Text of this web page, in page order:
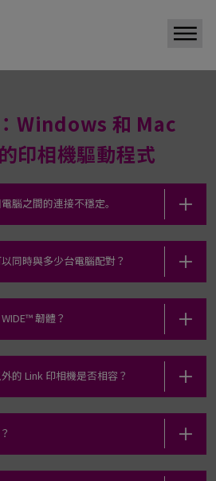
Windows 和 Mac
印相機驅動程式
腦之間的連接不穩定。
同時與多少台電腦配對？
韌體？
的 Link 印相機是否相容？